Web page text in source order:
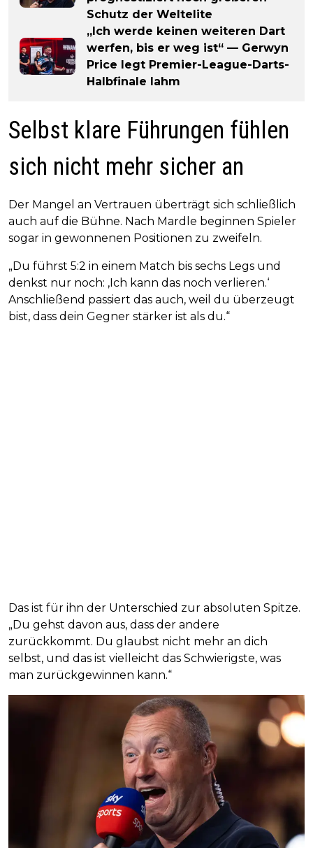
Schutz der Weltelite
„Ich werde keinen weiteren Dart
werfen, bis er weg ist“ — Gerwyn
Price legt Premier-League-Darts-
Halbfinale lahm
Selbst klare Führungen fühlen
sich nicht mehr sicher an
Der Mangel an Vertrauen überträgt sich schließlich
auch auf die Bühne. Nach Mardle beginnen Spieler
sogar in gewonnenen Positionen zu zweifeln.
„Du führst 5:2 in einem Match bis sechs Legs und
denkst nur noch: ‚Ich kann das noch verlieren.‘
Anschließend passiert das auch, weil du überzeugt
bist, dass dein Gegner stärker ist als du.“
Das ist für ihn der Unterschied zur absoluten Spitze.
„Du gehst davon aus, dass der andere
zurückkommt. Du glaubst nicht mehr an dich
selbst, und das ist vielleicht das Schwierigste, was
man zurückgewinnen kann.“